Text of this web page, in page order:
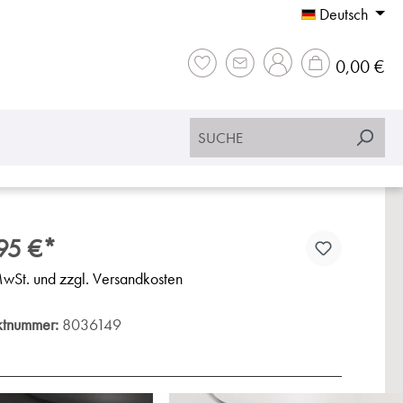
Deutsch
0,00 €
€*
und zzgl. Versandkosten
8036149